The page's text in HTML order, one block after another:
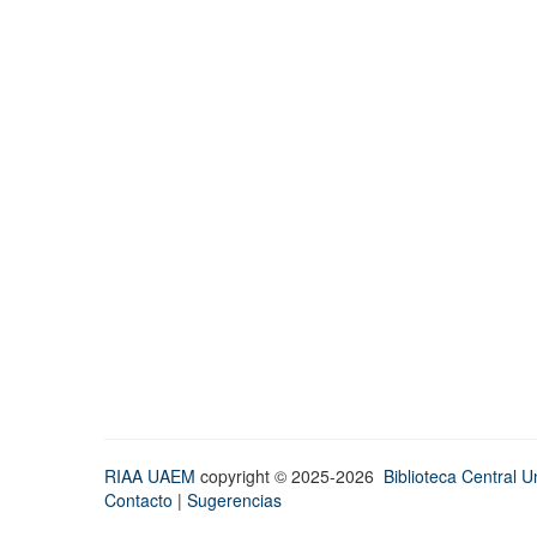
RIAA UAEM copyright © 2025-2026 Biblioteca Central
Contacto | Sugerencias